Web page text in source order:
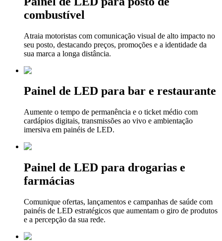
combustível
Atraia motoristas com comunicação visual de alto impacto no
seu posto, destacando preços, promoções e a identidade da
sua marca a longa distância.
Painel de LED para bar e restaurante
Aumente o tempo de permanência e o ticket médio com
cardápios digitais, transmissões ao vivo e ambientação
imersiva em painéis de LED.
Painel de LED para drogarias e
farmácias
Comunique ofertas, lançamentos e campanhas de saúde com
painéis de LED estratégicos que aumentam o giro de produtos
e a percepção da sua rede.